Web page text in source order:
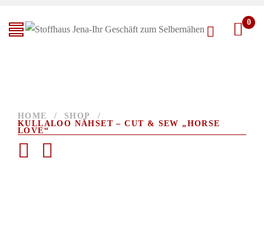
0
HOME / SHOP
/
KULLALOO NÄHSET – CUT & SEW „HORSE
LOVE“